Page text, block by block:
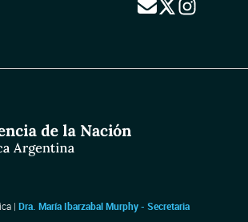
| Dra. María Ibarzabal Murphy - Secretaria